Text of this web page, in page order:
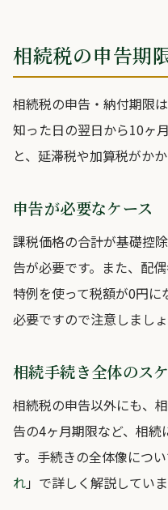
相続税の申告期
相続税の申告・納付期限
知った日の翌日から10ヶ
と、延滞税や加算税がか
申告が必要なケース
課税価格の合計が基礎控
告が必要です。また、配
特例を使って税額が0円
必要ですので注意しましょ
相続手続き全体のス
相続税の申告以外にも、
告の4ヶ月期限など、相
す。手続きの全体像につ
れ」で詳しく解説していま